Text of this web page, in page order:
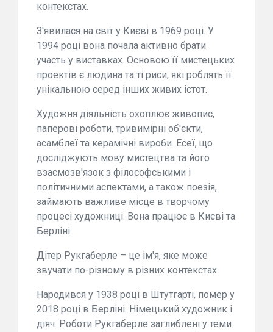
контекстах.
З'явилася на світ у Києві в 1969 році. У
1994 році вона почала активно брати
участь у виставках. Основою її мистецьких
проектів є людина та ті риси, які роблять її
унікальною серед інших живих істот.
Художня діяльність охоплює живопис,
паперові роботи, тривимірні об'єкти,
асамблеї та керамічні вироби. Есеї, що
досліджують мову мистецтва та його
взаємозв'язок з філософськими і
політичними аспектами, а також поезія,
займають важливе місце в творчому
процесі художниці. Вона працює в Києві та
Берліні.
Дітер Рукгаберле – це ім'я, яке може
звучати по-різному в різних контекстах.
Народився у 1938 році в Штутгарті, помер у
2018 році в Берліні. Німецький художник і
діяч. Роботи Рукгаберле заглиблені у теми